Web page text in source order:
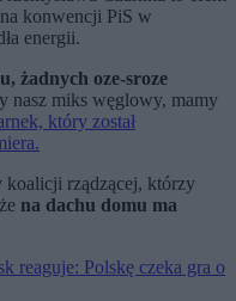
konwencji PiS w
energii.
żadnych oze-sroze
nasz miks węglowy, mamy
który został
rządzącej, którzy
na dachu domu ma
reaguje: Polskę czeka gra o